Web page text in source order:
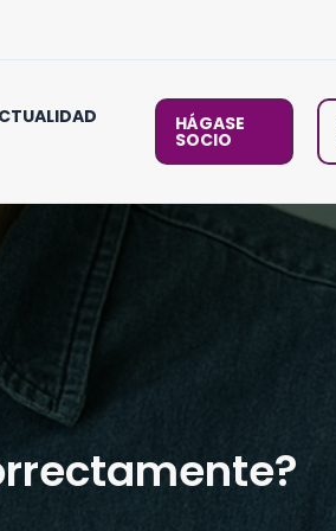
HÁGASE
SOCIO